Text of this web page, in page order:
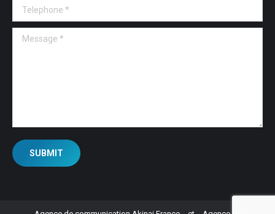
Telephone *
Message *
SUBMIT